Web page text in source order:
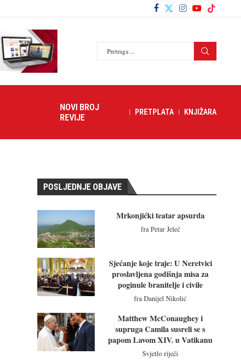
NOVI BROJ
REVIJE
PRETPLATA KNJIŽARA
POSLJEDNJE OBJAVE
Mrkonjićki teatar apsurda
fra Petar Jeleč
Sjećanje koje traje: U Neretvici
proslavljena godišnja misa za
poginule branitelje i civile
fra Danijel Nikolić
Matthew McConaughey i
supruga Camila susreli se s
papom Lavom XIV. u Vatikanu
Svjetlo riječi